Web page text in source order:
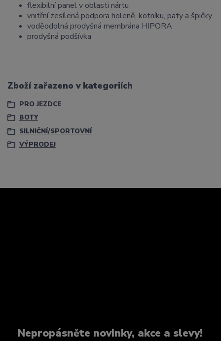
flexibilní panel v oblasti nártu
vnitřní zesílená podpora holeně, kotníku, paty a špičky
voděodolná prodyšná membrána HIPORA
prodyšná podšívka
Zboží zařazeno v kategoriích
PRO JEZDCE
BOTY
SILNIČNÍ/SPORTOVNÍ
VÝPRODEJ
Nepropásněte novinky, akce a slevy!